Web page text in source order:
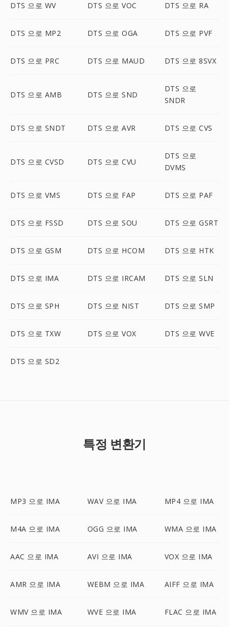
DTS 으로 WV DTS 으로 VOC DTS 으로 RA
DTS 으로 MP2 DTS 으로 OGA DTS 으로 PVF
DTS 으로 PRC DTS 으로 MAUD DTS 으로 8SVX
DTS 으로 AMB DTS 으로 SND
DTS 으로
SNDR
DTS 으로 SNDT DTS 으로 AVR DTS 으로 CVS
DTS 으로 CVSD DTS 으로 CVU
DTS 으로
DVMS
DTS 으로 VMS DTS 으로 FAP DTS 으로 PAF
DTS 으로 FSSD DTS 으로 SOU DTS 으로 GSRT
DTS 으로 GSM DTS 으로 HCOM DTS 으로 HTK
DTS 으로 IMA DTS 으로 IRCAM DTS 으로 SLN
DTS 으로 SPH DTS 으로 NIST DTS 으로 SMP
DTS 으로 TXW DTS 으로 VOX DTS 으로 WVE
DTS 으로 SD2
특정 변환기
MP3 으로 IMA WAV 으로 IMA MP4 으로 IMA
M4A 으로 IMA OGG 으로 IMA WMA 으로 IMA
AAC 으로 IMA AVI 으로 IMA VOX 으로 IMA
AMR 으로 IMA WEBM 으로 IMA AIFF 으로 IMA
WMV 으로 IMA WVE 으로 IMA FLAC 으로 IMA